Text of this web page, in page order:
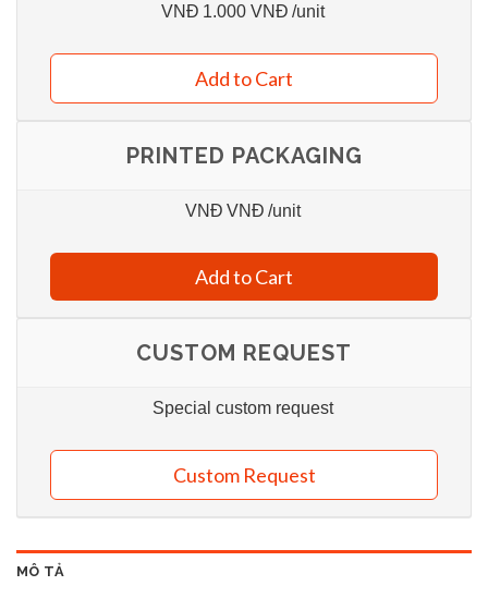
VNĐ 1.000 VNĐ /unit
Add to Cart
PRINTED PACKAGING
VNĐ VNĐ /unit
Add to Cart
CUSTOM REQUEST
Special custom request
Custom Request
MÔ TẢ